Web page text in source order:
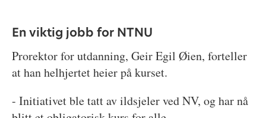
En viktig jobb for NTNU
Prorektor for utdanning, Geir Egil Øien, forteller
at han helhjertet heier på kurset.
- Initiativet ble tatt av ildsjeler ved NV, og har nå